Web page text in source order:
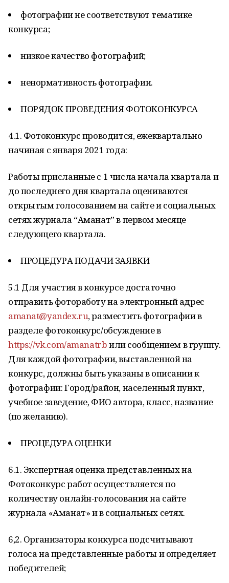
фотографии не соответствуют тематике
конкурса;
низкое качество фотографий;
ненормативность фотографии.
ПОРЯДОК ПРОВЕДЕНИЯ ФОТОКОНКУРСА
4.1. Фотоконкурс проводится, ежеквартально
начиная с января 2021 года:
Работы присланные с 1 числа начала квартала и
до последнего дня квартала оцениваются
открытым голосованием на сайте и социальных
сетях журнала “Аманат” в первом месяце
следующего квартала.
ПРОЦЕДУРА ПОДАЧИ ЗАЯВКИ
5.1 Для участия в конкурсе достаточно
отправить фотоработу на электронный адрес
amanat@yandex.ru, разместить фотографии в
разделе фотоконкурс/обсуждение в
https://vk.com/amanatrbили сообщением в группу.
Для каждой фотографии, выставленной на
конкурс, должны быть указаны в описании к
фотографии: Город/район, населенный пункт,
учебное заведение, ФИО автора, класс, название
(по желанию).
ПРОЦЕДУРА ОЦЕНКИ
6.1. Экспертная оценка представленных на
Фотоконкурс работ осуществляется по
количеству онлайн-голосования на сайте
журнала «Аманат» и в социальных сетях.
6,2. Организаторы конкурса подсчитывают
голоса на представленные работы и определяет
победителей;